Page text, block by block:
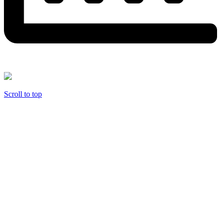
Scroll to top